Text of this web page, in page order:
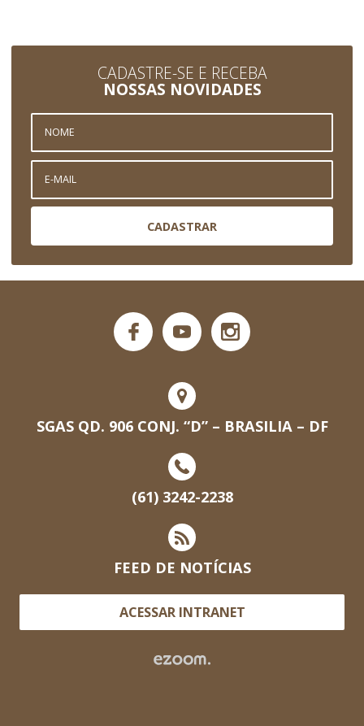
CADASTRE-SE E RECEBA
NOSSAS NOVIDADES
CADASTRAR
SGAS QD. 906 CONJ. “D” – BRASILIA – DF
(61) 3242-2238
FEED DE NOTÍCIAS
ACESSAR INTRANET